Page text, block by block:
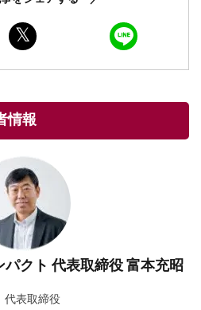
情報
クト 代表取締役 富本充昭
代表取締役